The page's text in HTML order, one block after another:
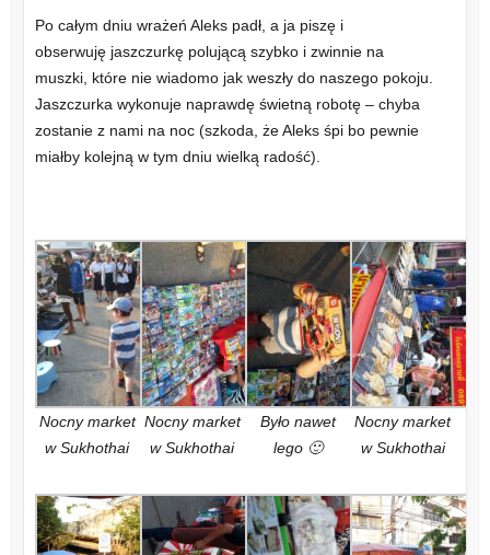
Po całym dniu wrażeń Aleks padł, a ja piszę i
obserwuję jaszczurkę polującą szybko i zwinnie na
muszki, które nie wiadomo jak weszły do naszego pokoju.
Jaszczurka wykonuje naprawdę świetną robotę – chyba
zostanie z nami na noc (szkoda, że Aleks śpi bo pewnie
miałby kolejną w tym dniu wielką radość).
Nocny market
w Sukhothai
Nocny market
w Sukhothai
Było nawet
lego 🙂
Nocny market
w Sukhothai